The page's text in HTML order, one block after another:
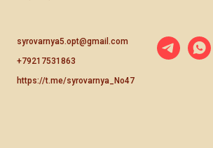
syrovarnya5.opt@gmail.com
+79217531863
https://t.me/syrovarnya_No47